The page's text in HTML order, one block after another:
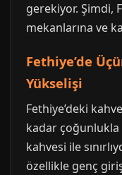
gerekiyor. Şimdi,
mekanlarına ve
Fethiye’de
Yükselişi
Fethiye’deki
kadar çoğunlukla
kahvesi ile
özellikle genç